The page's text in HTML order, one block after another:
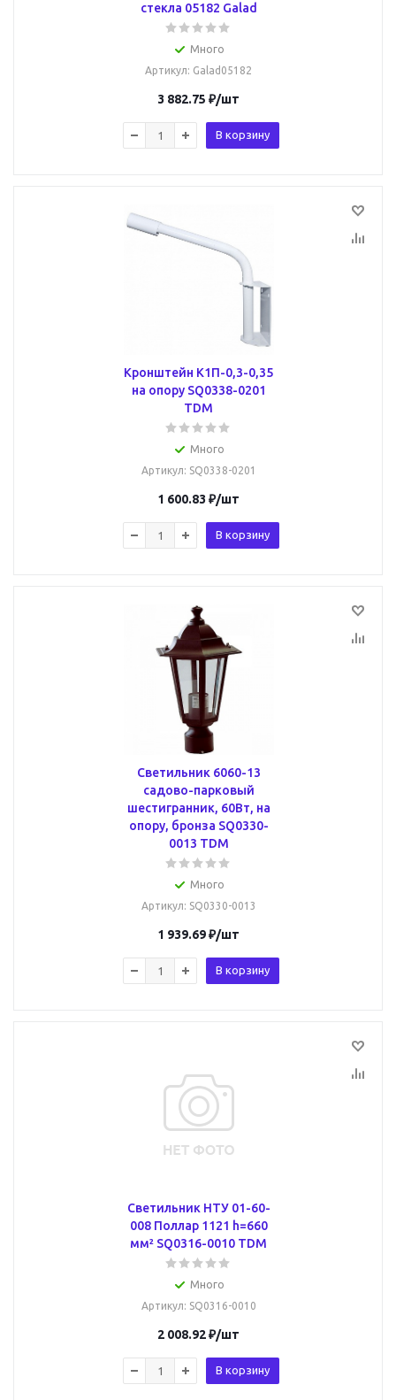
стекла 05182 Galad
Много
Артикул: Galad05182
3 882.75 ₽/шт
В корзину
Кронштейн К1П-0,3-0,35
на опору SQ0338-0201
TDM
Много
Артикул: SQ0338-0201
1 600.83 ₽/шт
В корзину
Светильник 6060-13
садово-парковый
шестигранник, 60Вт, на
опору, бронза SQ0330-
0013 TDM
Много
Артикул: SQ0330-0013
1 939.69₽/шт
В корзину
Светильник НТУ 01-60-
008 Поллар 1121 h=660
мм² SQ0316-0010 TDM
Много
Артикул: SQ0316-0010
2 008.92₽/шт
В корзину